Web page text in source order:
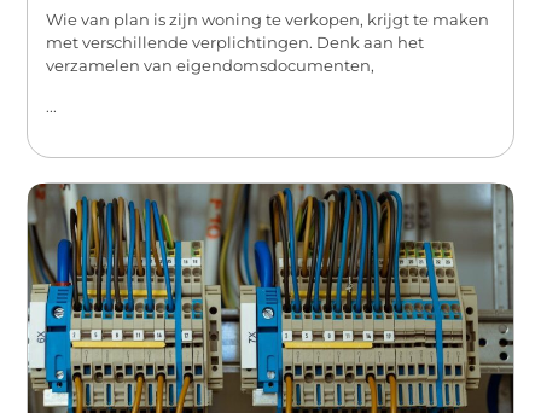
Wie van plan is zijn woning te verkopen, krijgt te maken
met verschillende verplichtingen. Denk aan het
verzamelen van eigendomsdocumenten,
...